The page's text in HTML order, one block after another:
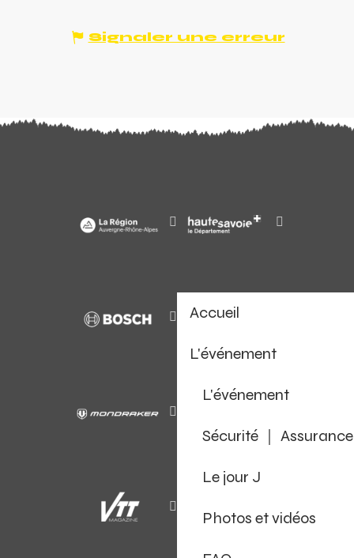
Accueil
L'événement
L'événement
Sécurité ｜ Assurance
Le jour J
Photos et vidéos
Signaler une erreur